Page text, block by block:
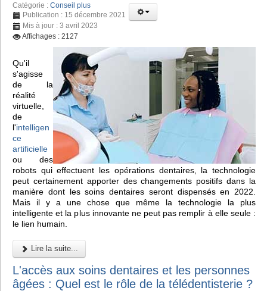
Catégorie : Conseil plus
Publication : 15 décembre 2021
Mis à jour : 3 avril 2023
Affichages : 2127
Qu'il
s'agisse
de la
réalité
virtuelle,
de
l'intelligen
ce
artificielle
ou des
robots qui effectuent les opérations dentaires, la technologie
peut certainement apporter des changements positifs dans la
manière dont les soins dentaires seront dispensés en 2022.
Mais il y a une chose que même la technologie la plus
intelligente et la plus innovante ne peut pas remplir à elle seule :
le lien humain.
Lire la suite...
L'accès aux soins dentaires et les personnes
âgées : Quel est le rôle de la télédentisterie ?